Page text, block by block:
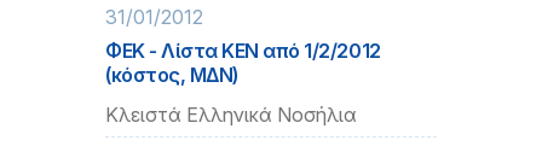
31/01/2012
ΦΕΚ - Λίστα ΚΕΝ από 1/2/2012
(κόστος, ΜΔΝ)
Κλειστά Ελληνικά Νοσήλια